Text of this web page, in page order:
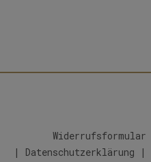
Widerrufsformular
| Datenschutzerklärung |